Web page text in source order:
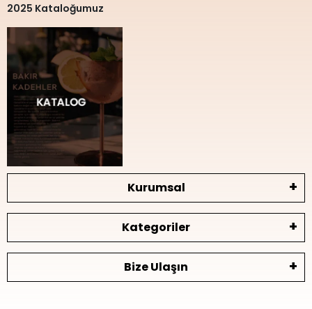
2025 Kataloğumuz
Kurumsal
Kategoriler
Bize Ulaşın